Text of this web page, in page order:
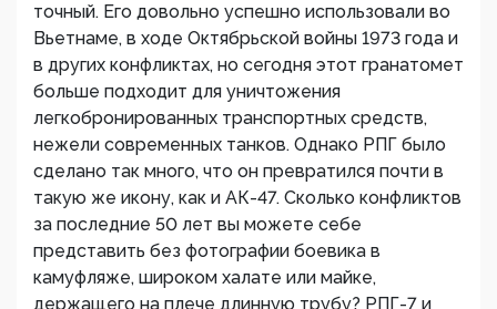
точный. Его довольно успешно использовали во
Вьетнаме, в ходе Октябрьской войны 1973 года и
в других конфликтах, но сегодня этот гранатомет
больше подходит для уничтожения
легкобронированных транспортных средств,
нежели современных танков. Однако РПГ было
сделано так много, что он превратился почти в
такую же икону, как и АК-47. Сколько конфликтов
за последние 50 лет вы можете себе
представить без фотографии боевика в
камуфляже, широком халате или майке,
держащего на плече длинную трубу? РПГ-7 и